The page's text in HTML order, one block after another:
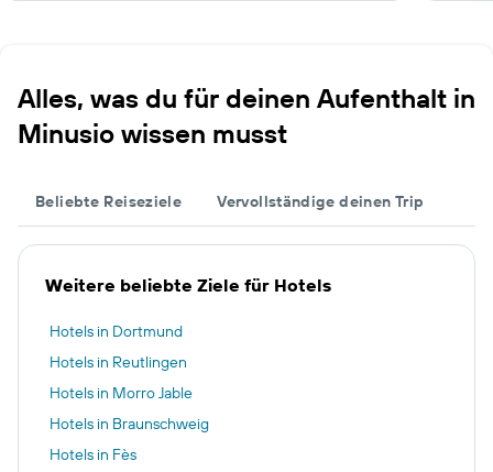
Alles, was du für deinen Aufenthalt in
Minusio wissen musst
Beliebte Reiseziele Vervollständige deinen Trip
Weitere beliebte Ziele für Hotels
Hotels in Dortmund
Hotels in Reutlingen
Hotels in Morro Jable
Hotels in Braunschweig
Hotels in Fès